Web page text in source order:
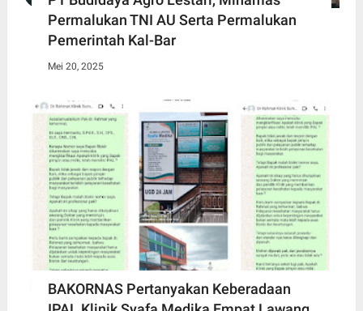
Permalukan TNI AU Serta Permalukan
Pemerintah Kal-Bar
Mei 20, 2025
BAKORNAS Pertanyakan Keberadaan